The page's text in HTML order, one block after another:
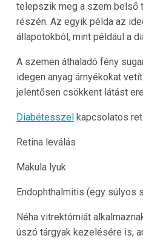
telepszik meg a szem belső
részén. Az egyik példa az
állapotokból, mint például a
A szemen áthaladó fény
idegen anyag árnyékokat
jelentősen csökkent látást
Diabétesszel kapcsolatos
Retina leválás
Makula lyuk
Endophthalmitis (egy súlyos
Néha vitrektómiát
úszó tárgyak kezelésére is,